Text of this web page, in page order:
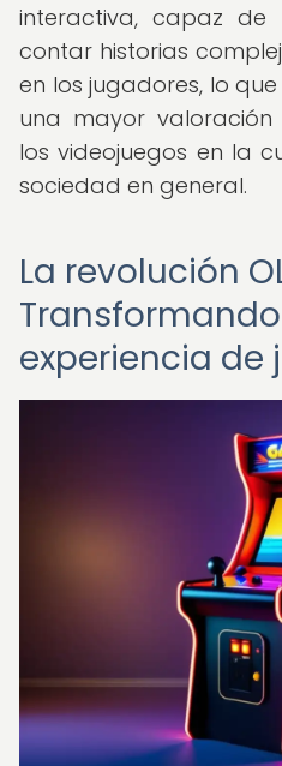
interactiva, capaz de
contar historias
en los jugadores, lo
una mayor
los videojuegos en la
sociedad en general.
La revolución
experiencia de